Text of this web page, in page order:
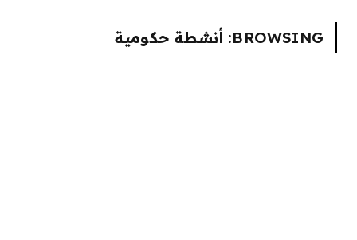
BROWSING: أنشطة حكومية